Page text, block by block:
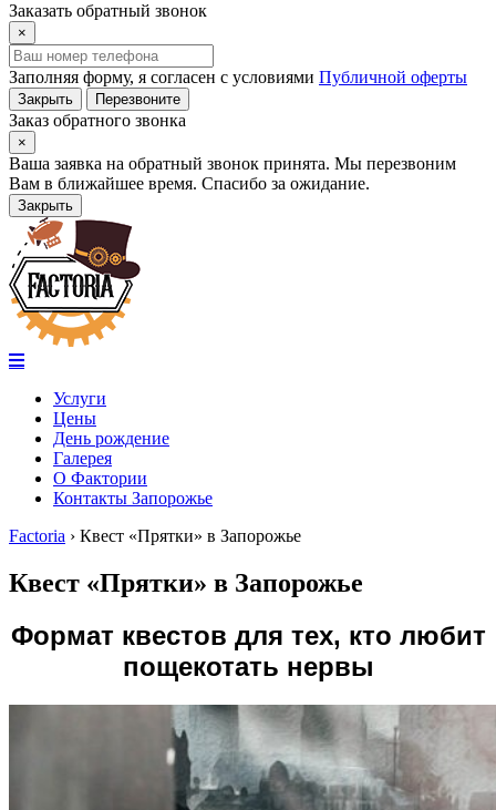
Заказать обратный звонок
×
Заполняя форму, я согласен с условиями Публичной оферты
Закрыть Перезвоните
Заказ обратного звонка
×
Ваша заявка на обратный звонок принята. Мы перезвоним
Вам в ближайшее время. Спасибо за ожидание.
Закрыть
Услуги
Цены
День рождение
Галерея
О Фактории
Контакты Запорожье
Factoria › Квест «Прятки» в Запорожье
Квест «Прятки» в Запорожье
Формат квестов для тех, кто любит
пощекотать нервы